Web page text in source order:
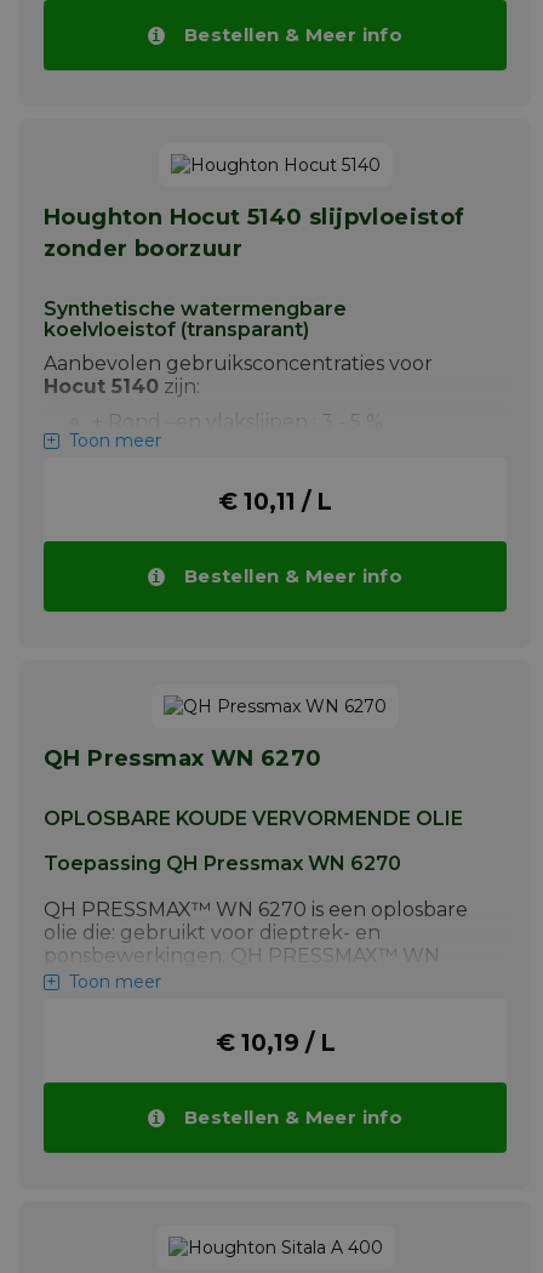
Bestellen & Meer info
Houghton Hocut 5140 slijpvloeistof
zonder boorzuur
Synthetische watermengbare
koelvloeistof (transparant)
Aanbevolen gebruiksconcentraties voor
Hocut 5140 zijn:
+ Rond –en vlakslijpen : 3 - 5 %
Hocut 5140 wordt aanbevolen voor het vlak-
en rondslijpen van gietijzer en
worden in combinatie met water van zeer
uiteenlopende hardheid.
Toon meer
€ 10,11 / L
Bestellen & Meer info
QH Pressmax WN 6270
OPLOSBARE KOUDE VERVORMENDE OLIE
Toepassing QH Pressmax WN 6270
QH PRESSMAX™ WN 6270 is een oplosbare
olie die: gebruikt voor dieptrek- en
ponsbewerkingen. QH PRESSMAX™ WN
6270 is geschikt voor staal met gemiddelde
Toon meer
€ 10,19 / L
Bestellen & Meer info